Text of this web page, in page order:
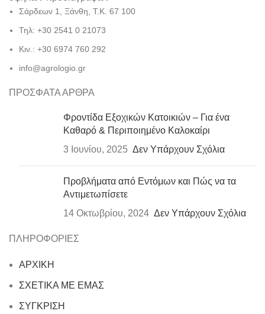
Σάρδεων 1, Ξάνθη, Τ.Κ. 67 100
Τηλ: +30 2541 0 21073
Κιν.: +30 6974 760 292
info@agrologio.gr
ΠΡΟΣΦΑΤΑ ΑΡΘΡΑ
Φροντίδα Εξοχικών Κατοικιών – Για ένα
Καθαρό & Περιποιημένο Καλοκαίρι
3 Ιουνίου, 2025 Δεν Υπάρχουν Σχόλια
Προβλήματα από Εντόμων και Πώς να τα
Αντιμετωπίσετε
14 Οκτωβρίου, 2024 Δεν Υπάρχουν Σχόλια
ΠΛΗΡΟΦΟΡΙΕΣ
ΑΡΧΙΚΗ
ΣΧΕΤΙΚΑ ΜΕ ΕΜΑΣ
ΣΥΓΚΡΙΣΗ